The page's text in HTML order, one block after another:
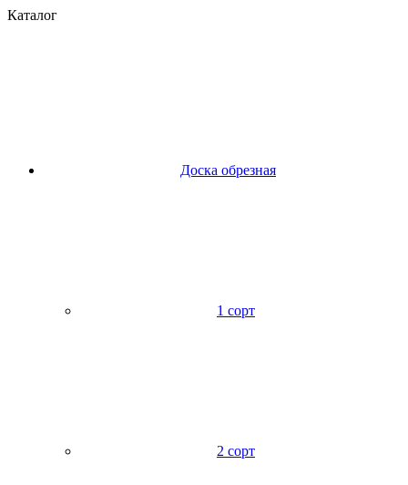
Каталог
Доска обрезная
1 сорт
2 сорт